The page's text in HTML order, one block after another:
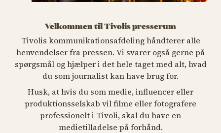
Velkommen til Tivolis presserum
Tivolis kommunikationsafdeling håndterer alle
henvendelser fra pressen. Vi svarer også gerne på
spørgsmål og hjælper i det hele taget med alt, hvad
du som journalist kan have brug for.
Husk, at hvis du som medie, influencer eller
produktionsselskab vil filme eller fotografere
professionelt i Tivoli, skal du have en
medietilladelse på forhånd.